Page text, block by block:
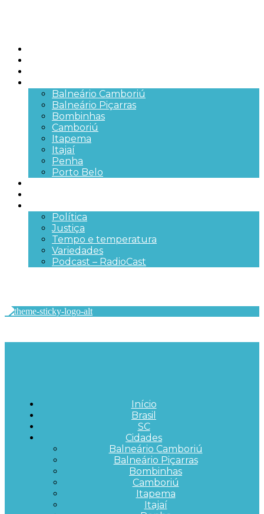
Balneário Camboriú
Balneário Piçarras
Bombinhas
Camboriú
Itapema
Itajaí
Penha
Porto Belo
Política
Justiça
Tempo e temperatura
Variedades
Podcast – RadioCast
Início
Brasil
SC
Cidades
Balneário Camboriú
Balneário Piçarras
Bombinhas
Camboriú
Itapema
Itajaí